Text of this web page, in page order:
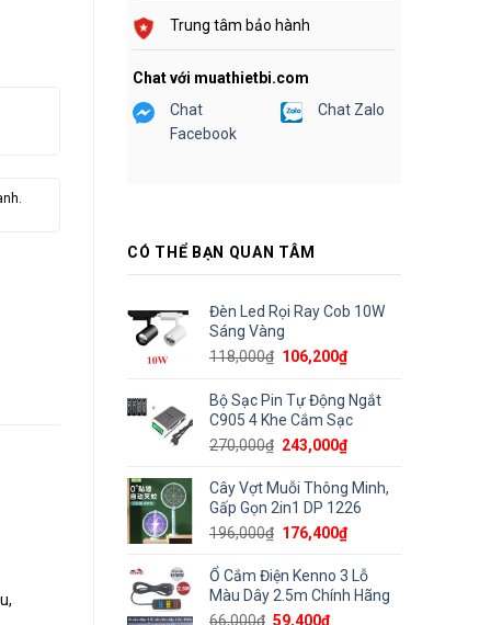
Trung tâm bảo hành
Chat với muathietbi.com
Chat
Facebook
Chat Zalo
CÓ THỂ BẠN QUAN TÂM
Đèn Led Rọi Ray Cob 10W
Sáng Vàng
118,000₫ Giá
là:
118,000₫.
106,200₫Giá
tại
là:
Bộ Sạc Pin Tự Động Ngắt
C905 4 Khe Cắm Sạc
270,000₫ Giá
là:
270,000₫.
243,000₫Giá
tại
là:
Cây Vợt Muỗi Thông Minh,
Gấp Gọn 2in1 DP 1226
196,000₫ Giá
là:
196,000₫.
176,400₫Giá
tại
là:
Ổ Cắm Điện Kenno 3 Lỗ
Màu Dây 2.5m Chính Hãng
66,000₫ Giá
59,400₫Giá